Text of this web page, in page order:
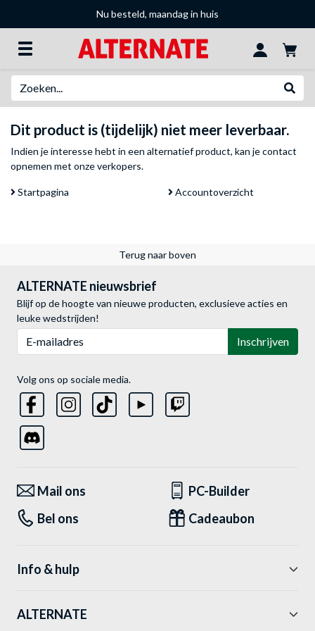
Nu besteld, maandag in huis
Dit product is (tijdelijk) niet meer leverbaar.
Indien je interesse hebt in een alternatief product, kan jecontact
opnemen met onze verkopers.
Startpagina Accountoverzicht
Terug naar boven
ALTERNATE nieuwsbrief
Blijf op de hoogte van nieuwe producten, exclusieve acties en
leuke wedstrijden!
Inschrijven
Volg ons op sociale media.
Mail ons
PC-Builder
Bel ons
Cadeaubon
Info & hulp
ALTERNATE